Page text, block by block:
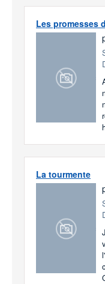
Les promesses
La tourmente